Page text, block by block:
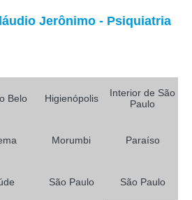
Jerônimo - Psiquiatria
Belo Higienópolis
Interior de São
Paulo
Morumbi Paraíso
São Paulo São Paulo